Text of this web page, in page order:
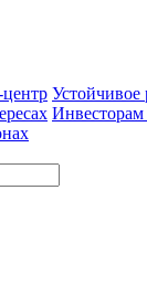
Устойчивое